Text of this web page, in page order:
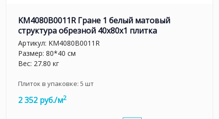
KM4080B0011R Гране 1 белый матовый
структура обрезной 40x80x1 плитка
Артикул: KM4080B0011R
Размер: 80*40 см
Вес: 27.80 кг
Плиток в упаковке: 5 шт
2 352 руб./м2